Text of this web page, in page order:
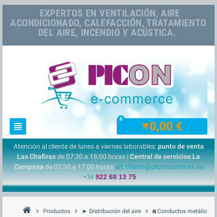
EXPERTOS EN VENTILACIÓN, AIRE
ACONDICIONADO, CALEFACCIÓN, TRATAMIENTO
DEL AIRE, INCENDIO Y ACÚSTICA.
view_headline shopping_cart0,00 €
0
Atención al cliente de lunes a viernes laborables:punto de venta
Las Chafirasde 07:30 a 18:00 horas |Central de servicios La
Campanade 07:30 a 17:00 horasatt.cliente@piconsistemas.es
+34 922 68 13 75
chevron_right Productos chevron_right ► Distribución del aire chevron_right ◙ Conductos metálicos